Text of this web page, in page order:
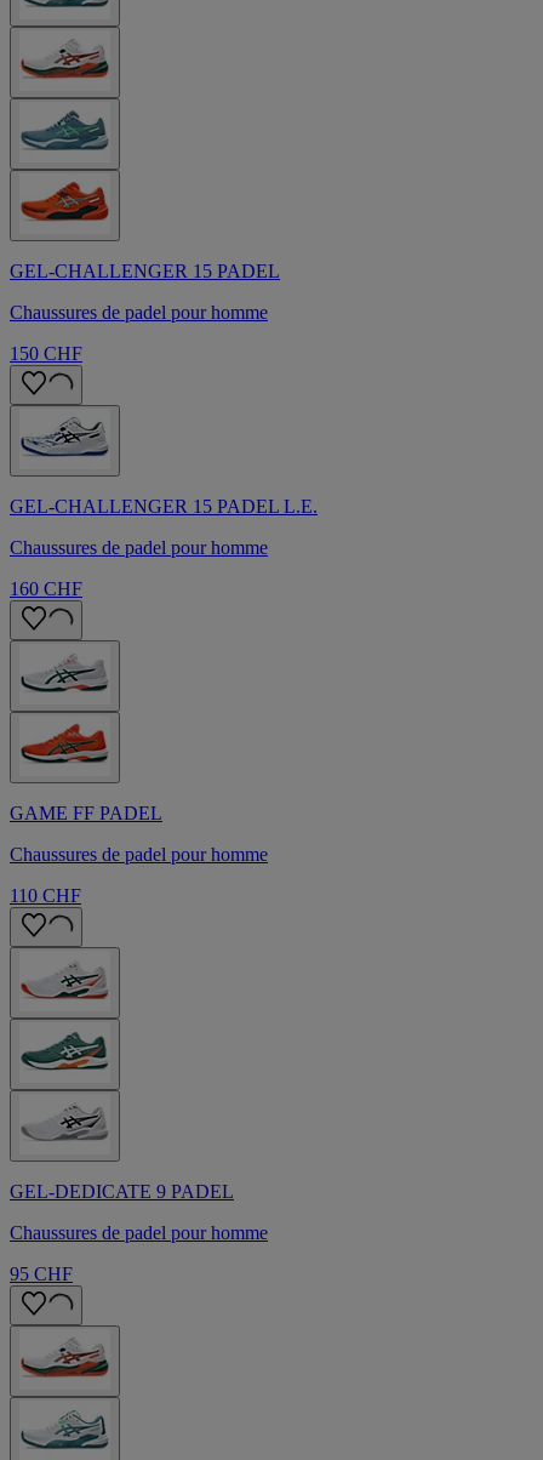
GEL-CHALLENGER 15 PADEL
Chaussures de padel pour homme
150 CHF
GEL-CHALLENGER 15 PADEL L.E.
Chaussures de padel pour homme
160 CHF
GAME FF PADEL
Chaussures de padel pour homme
110 CHF
GEL-DEDICATE 9 PADEL
Chaussures de padel pour homme
95 CHF